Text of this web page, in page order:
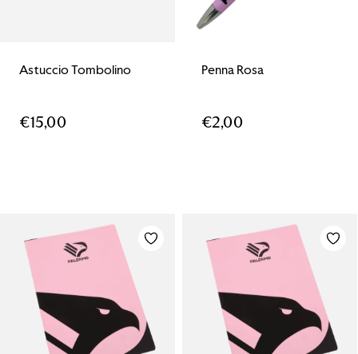
Astuccio Tombolino
€15,00
Penna Rosa
€2,00